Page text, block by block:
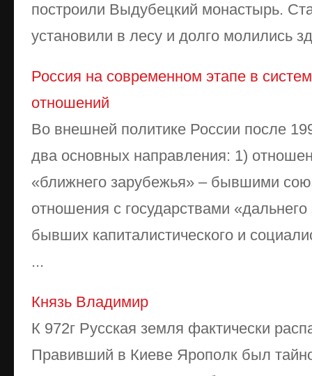
построили Выдубецкий монастырь.
установили в лесу и долго молились
Россия на современном этапе в
отношений
Во внешней политике России после
два основных направления: 1)
«ближнего зарубежья» – бывшими
отношения с государствами
бывших капиталистического и
...
Князь Владимир
К 972г Русская земля фактически
Правивший в Киеве Ярополк был